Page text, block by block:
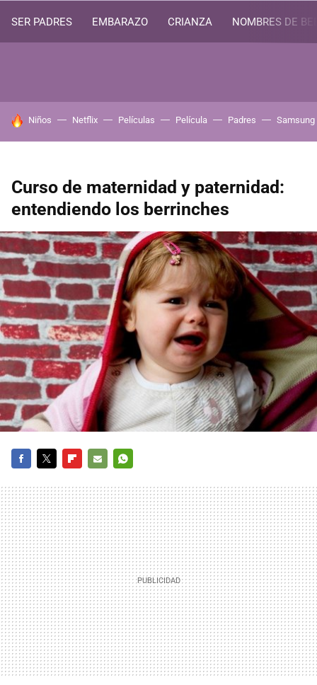
SER PADRES EMBARAZO CRIANZA NOMBRES DE
HOY SE HABLA DE
Niños Netflix Películas Película Padres Samsung
Curso de maternidad y paternidad:
entendiendo los berrinches
MAIL